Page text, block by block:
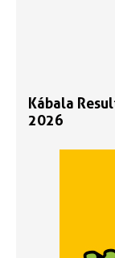
Kábala
2026